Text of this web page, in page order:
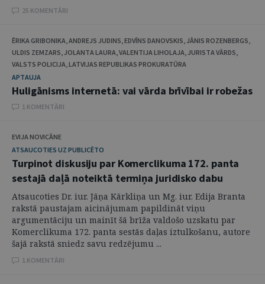
25 KOMENTĀRI
ĒRIKA GRIBONIKA, ANDREJS JUDINS, EDVĪNS DANOVSKIS, JĀNIS ROZENBERGS,
ULDIS ZEMZARS, JOLANTA LAURA, VALENTIJA LIHOLAJA, JURISTA VĀRDS,
VALSTS POLICIJA, LATVIJAS REPUBLIKAS PROKURATŪRA
APTAUJA
Huligānisms internetā: vai vārda brīvībai ir robežas
1 KOMENTĀRI
EVIJA NOVICĀNE
ATSAUCOTIES UZ PUBLICĒTO
Turpinot diskusiju par Komerclikuma 172. panta
sestajā daļā noteiktā termiņa juridisko dabu
Atsaucoties Dr. iur. Jāņa Kārkliņa un Mg. iur. Edija Branta
rakstā paustajam aicinājumam papildināt viņu
argumentāciju un mainīt šā brīža valdošo uzskatu par
Komerclikuma 172. panta sestās daļas iztulkošanu, autore
šajā rakstā sniedz savu redzējumu ...
1 KOMENTĀRI